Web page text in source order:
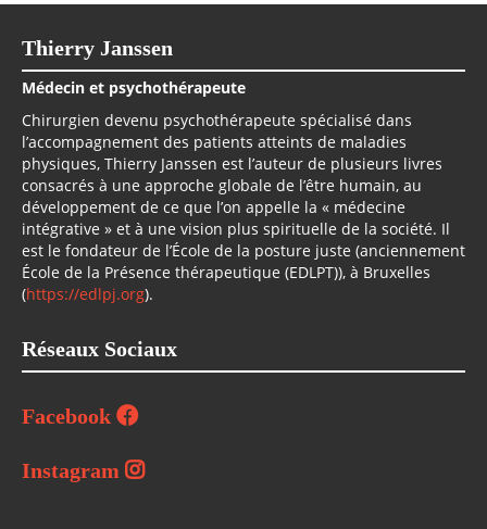
Thierry Janssen
Médecin et psychothérapeute
Chirurgien devenu psychothérapeute spécialisé dans
l’accompagnement des patients atteints de maladies
physiques, Thierry Janssen est l’auteur de plusieurs livres
consacrés à une approche globale de l’être humain, au
développement de ce que l’on appelle la « médecine
intégrative » et à une vision plus spirituelle de la société. Il
est le fondateur de l’École de la posture juste (anciennement
École de la Présence thérapeutique (EDLPT)), à Bruxelles
(https://edlpj.org).
Réseaux Sociaux
Facebook
Instagram